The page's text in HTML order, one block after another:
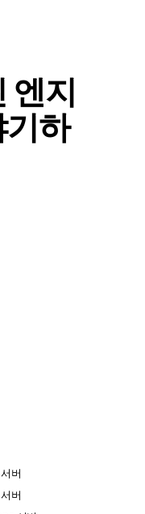
엔지
하
버
버